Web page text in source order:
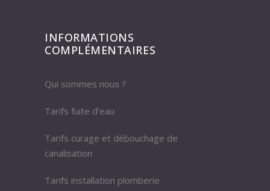
INFORMATIONS
COMPLÉMENTAIRES
Qui sommes nous ?
Tarifs fuite d’eau
Tarifs curage et débouchage de
canalisation
Tarifs installation plomberie